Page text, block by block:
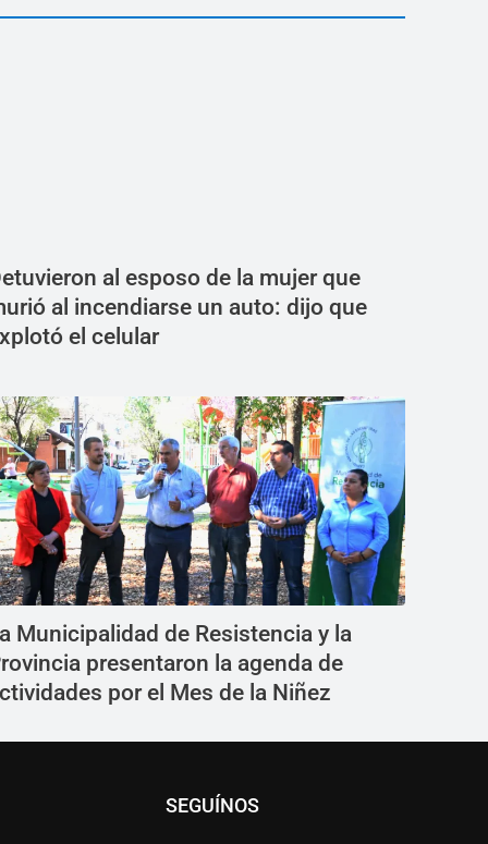
al esposo de la mujer que
al incendiarse un auto: dijo que
el celular
Municipalidad de Resistencia y la
presentaron la agenda de
por el Mes de la Niñez
SEGUÍNOS